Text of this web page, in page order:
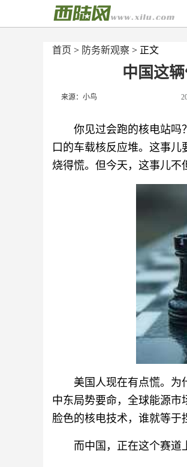
首页 > 防务新观察 > 正文
中国这
来源：小鸟
你见过会跑的核电站吗
口的车载核反应堆。这事
烧得慌。但今天，这事儿不
美国人现在有点慌。为
中东局势要命，全球能源
脸色的核电技术，谁就等于
而中国，正在这个赛道